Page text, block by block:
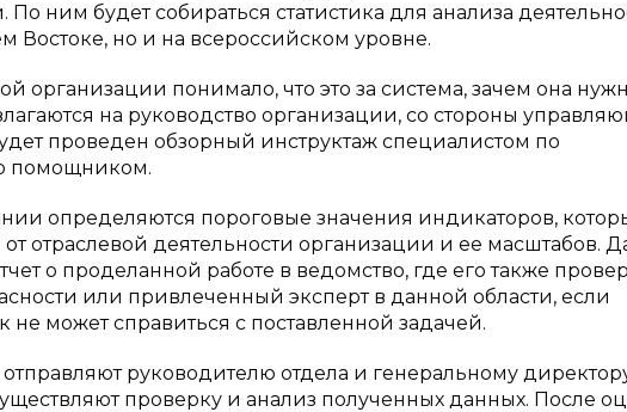
ним будет собираться статистика для анализа
но и на всероссийском уровне.
организации понимало, что это за система, зачем она
на руководство организации, со стороны
проведен обзорный инструктаж специалистом по
помощником.
определяются пороговые значения индикаторов,
отраслевой деятельности организации и ее масштабов.
о проделанной работе в ведомство, где его также
или привлеченный эксперт в данной области, если
может справиться с поставленной задачей.
руководителю отдела и генеральному
проверку и анализ полученных данных. После